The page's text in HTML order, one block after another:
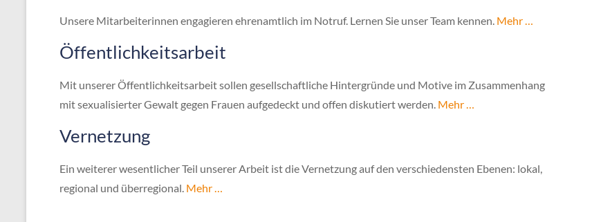
Unsere Mitarbeiterinnen engagieren ehrenamtlich im Notruf. Lernen Sie unser Team kennen. Mehr …
Öffentlichkeitsarbeit
Mit unserer Öffentlichkeitsarbeit sollen gesellschaftliche Hintergründe und Motive im Zusammenhang
mit sexualisierter Gewalt gegen Frauen aufgedeckt und offen diskutiert werden. Mehr …
Vernetzung
Ein weiterer wesentlicher Teil unserer Arbeit ist die Vernetzung auf den verschiedensten Ebenen: lokal,
regional und überregional. Mehr …